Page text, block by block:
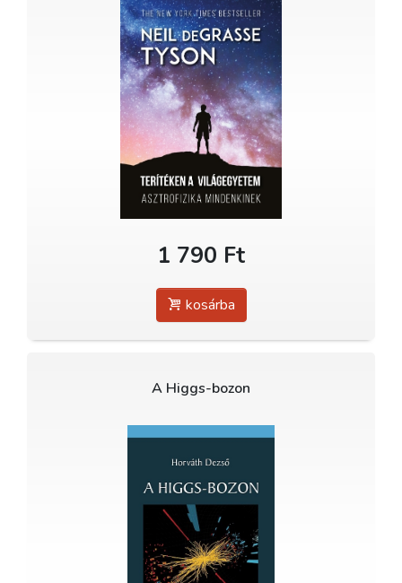
1 790 Ft
kosárba
A Higgs-bozon